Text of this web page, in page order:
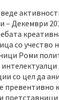
– Декември
со учество
Роми
со цел да
превентивно
претставници